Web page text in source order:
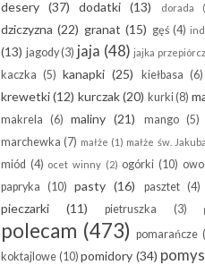
desery (37) dodatki (13) dorada
dziczyzna (22) granat (15) gęś (4)
(13) jagody(3) jaja (48) jajka
kaczka (5) kanapki (25) kiełbasa (6)
krewetki (12) kurczak (20) kurki(8)
makrela (6) maliny (21) mango (5)
marchewka (7) małże (1) małże św. Jakuba
miód (4) ocet winny (2) ogórki (10)
papryka
(10) pasty (16) pasztet (4)
pieczarki (11) pietruszka (3)
polecam (473) pomarańcze
koktajlowe (10) pomidory (34)